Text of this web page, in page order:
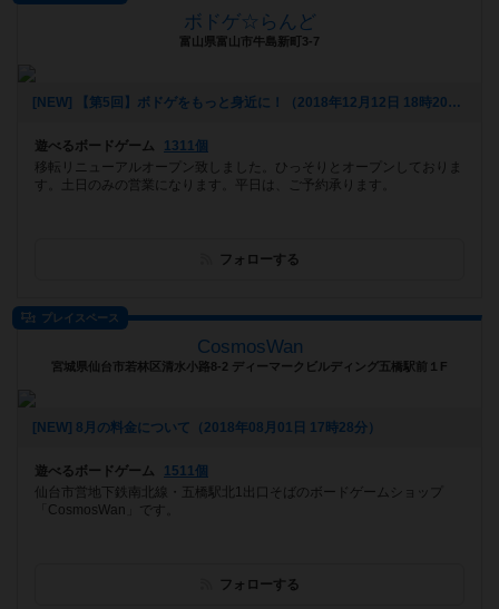
ボドゲ☆らんど
富山県富山市牛島新町3-7
[NEW] 【第5回】ボドゲをもっと身近に！（2018年12月12日 18時20分）
遊べるボードゲーム
1311個
移転リニューアルオープン致しました。ひっそりとオープンしておりま
す。土日のみの営業になります。平日は、ご予約承ります。
フォローする
プレイスペース
CosmosWan
宮城県仙台市若林区清水小路8-2 ディーマークビルディング五橋駅前１F
[NEW] 8月の料金について（2018年08月01日 17時28分）
遊べるボードゲーム
1511個
仙台市営地下鉄南北線・五橋駅北1出口そばのボードゲームショップ
「CosmosWan」です。
フォローする